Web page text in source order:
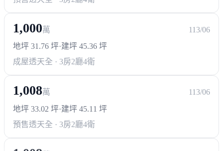
1,000萬
113/06
地坪 31.76 坪·建坪 45.36 坪
成屋透天全 · 3房2廳4衛
1,008萬
113/06
地坪 33.02 坪·建坪 45.11 坪
預售透天全 · 3房2廳4衛